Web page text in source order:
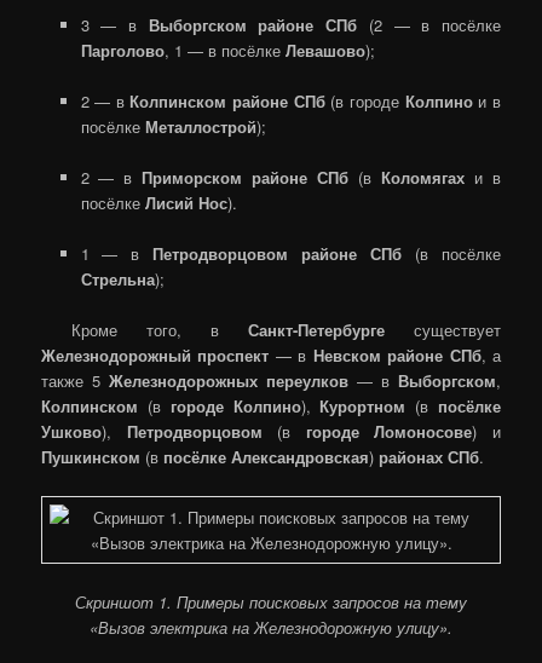
3 — в Выборгском районе СПб (2 — в посёлке
Парголово, 1 — в посёлке Левашово);
2 — в Колпинском районе СПб(в городе Колпинои в
посёлке Металлострой);
2 — в Приморском районе СПб (в Коломягах и в
посёлкеЛисий Нос).
1 — в Петродворцовом районе СПб (в посёлке
Стрельна);
Кроме того, в Санкт-Петербургесуществует
Железнодорожный проспект — в Невском районе СПб, а
также 5Железнодорожных переулков — в Выборгском,
Колпинском (в городе Колпино), Курортном (в посёлке
Ушково), Петродворцовом (в городе Ломоносове) и
Пушкинском (в посёлке Александровская) районах СПб.
Скриншот 1. Примеры поисковых запросов на тему
«Вызов электрика на Железнодорожную улицу».